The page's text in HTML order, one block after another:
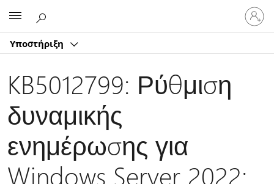
Υποστήριξη
Είσοδος
στον
KB5012799: Ρύθμιση
δυναμικής
ενημέρωσης για
Windows Server 2022: